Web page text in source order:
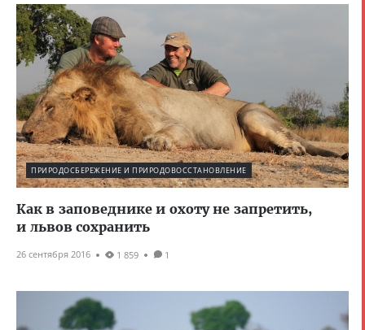
ПРИРОДОСБЕРЕЖЕНИЕ И ПРИРОДОВОССТАНОВЛЕНИЕ
Как в заповеднике и охоту не запретить,
и львов сохранить
26 сентября 2016 1 859 1